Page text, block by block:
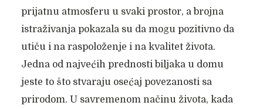
prijatnu atmosferu u svaki prostor, a brojna
istraživanja pokazala su da mogu pozitivno da
utiču i na raspoloženje i na kvalitet života.
Jedna od najvećih prednosti biljaka u domu
jeste to što stvaraju osećaj povezanosti sa
prirodom. U savremenom načinu života, kada